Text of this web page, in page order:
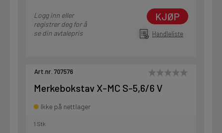
Logg inn eller
registrer deg for å
se din avtalepris
KJØP
Handleliste
Art.nr. 707576
Merkebokstav X-MC S-5,6/6 V
Ikke på nettlager
1 Stk